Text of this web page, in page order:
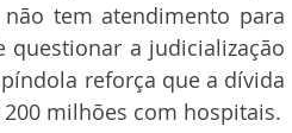
tem atendimento para
questionar a judicialização
reforça que a dívida
200 milhões com hospitais.